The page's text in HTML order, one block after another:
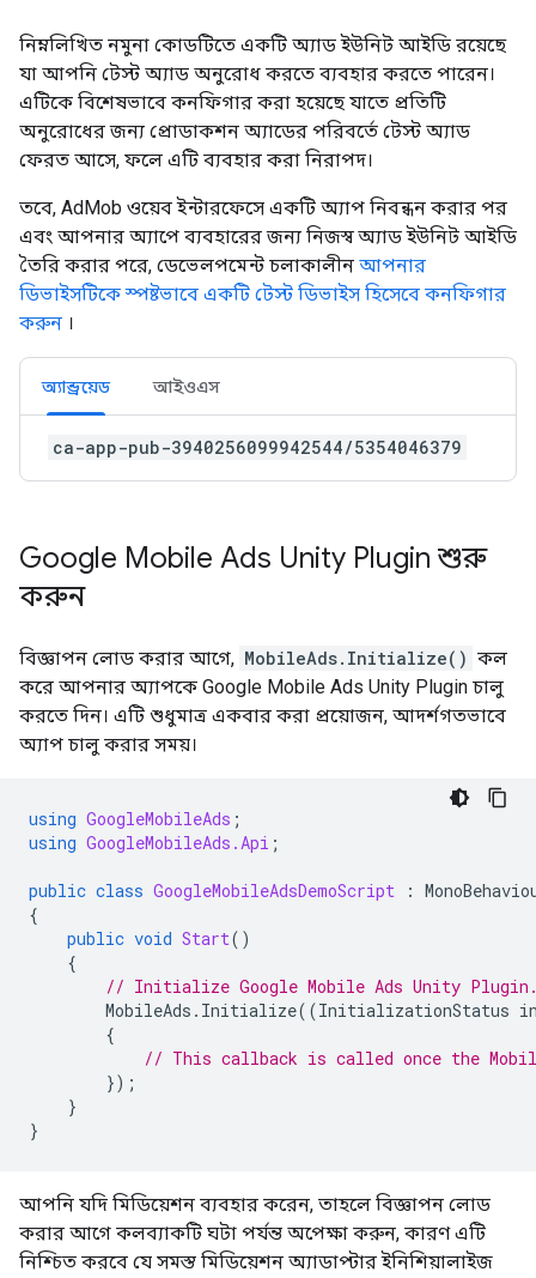
নিম্নলিখিত নমুনা কোডটিতে একটি অ্যাড ইউনিট আইডি রয়েছে
যা আপনি টেস্ট অ্যাড অনুরোধ করতে ব্যবহার করতে পারেন।
এটিকে বিশেষভাবে কনফিগার করা হয়েছে যাতে প্রতিটি
অনুরোধের জন্য প্রোডাকশন অ্যাডের পরিবর্তে টেস্ট অ্যাড
ফেরত আসে, ফলে এটি ব্যবহার করা নিরাপদ।
তবে, AdMob ওয়েব ইন্টারফেসে একটি অ্যাপ নিবন্ধন করার পর
এবং আপনার অ্যাপে ব্যবহারের জন্য নিজস্ব অ্যাড ইউনিট আইডি
তৈরি করার পরে, ডেভেলপমেন্ট চলাকালীন আপনার
ডিভাইসটিকে স্পষ্টভাবে একটি টেস্ট ডিভাইস হিসেবে কনফিগার
করুন ।
অ্যান্ড্রয়েড আইওএস
ca-app-pub-3940256099942544/5354046379
Google Mobile Ads Unity Plugin শুরু
করুন
বিজ্ঞাপন লোড করার আগে, MobileAds.Initialize() কল
করে আপনার অ্যাপকে Google Mobile Ads Unity Plugin চালু
করতে দিন। এটি শুধুমাত্র একবার করা প্রয়োজন, আদর্শগতভাবে
অ্যাপ চালু করার সময়।
using GoogleMobileAds ;
using GoogleMobileAds.Api ;
public class GoogleMobileAdsDemoScript :
{
public void Start()
{
// Initialize Google Mobile Ads Unity Plugin
MobileAds . Initialize((InitializationStatus
{
// This callback is called once the
});
}
}
আপনি যদি মিডিয়েশন ব্যবহার করেন, তাহলে বিজ্ঞাপন লোড
করার আগে কলব্যাকটি ঘটা পর্যন্ত অপেক্ষা করুন, কারণ এটি
নিশ্চিত করবে যে সমস্ত মিডিয়েশন অ্যাডাপ্টার ইনিশিয়ালাইজ